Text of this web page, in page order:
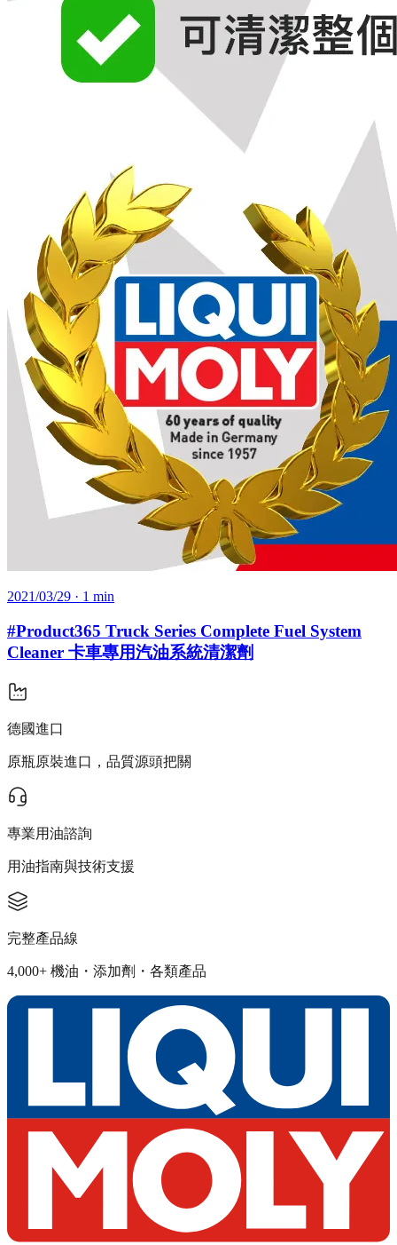
2021/03/29 · 1 min
#Product365 Truck Series Complete Fuel System
Cleaner 卡車專用汽油系統清潔劑
德國進口
原瓶原裝進口，品質源頭把關
專業用油諮詢
用油指南與技術支援
完整產品線
4,000+ 機油・添加劑・各類產品